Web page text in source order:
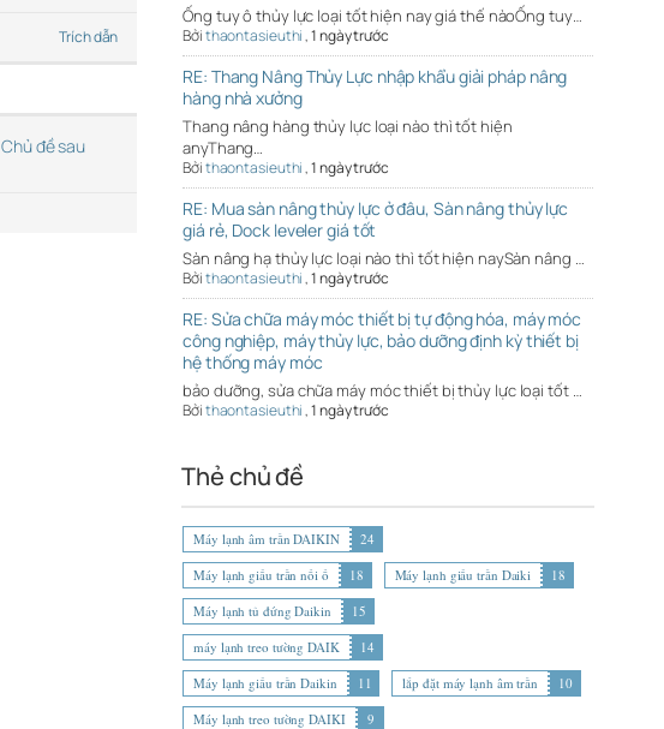
Trích dẫn
Chủ đề sau
Ống tuy ô thủy lực loại tốt hiện nay giá thế nàoỐng tuy…
Bởithaontasieuthi,1 ngày trước
RE: Thang Nâng Thủy Lực nhập khẩu giải pháp nâng
hàng nhà xưởng
Thang nâng hàng thủy lực loại nào thì tốt hiện
anyThang…
Bởithaontasieuthi,1 ngày trước
RE: Mua sàn nâng thủy lực ở đâu, Sàn nâng thủy lực
giá rẻ, Dock leveler giá tốt
Sàn nâng hạ thủy lực loại nào thì tốt hiện naySàn nâng …
Bởithaontasieuthi,1 ngày trước
RE: Sửa chữa máy móc thiết bị tự động hóa, máy móc
công nghiệp, máy thủy lực, bảo dưỡng định kỳ thiết bị
hệ thống máy móc
bảo dưỡng, sửa chữa máy móc thiết bị thủy lực loại tốt …
Bởithaontasieuthi,1 ngày trước
Thẻ chủ đề
Máy lạnh âm trần DAIKIN
24
Máy lạnh giấu trần nối ố
18 Máy lạnh giấu trần Daiki
18
Máy lạnh tủ đứng Daikin
15
máy lạnh treo tường DAIK
14
Máy lạnh giấu trần Daikin
11 lắp đặt máy lạnh âm trần
10
Máy lạnh treo tường DAIKI
9